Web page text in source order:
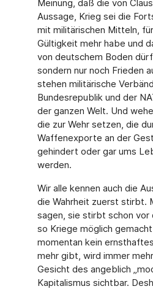
Meinung, daß die von
Aussage, Krieg sei die
mit militärischen Mitteln,
Gültigkeit mehr habe und
von deutschem Boden
sondern nur noch Frieden
stehen militärische
Bundesrepublik und der
der ganzen Welt. Und
die zur Wehr setzen, die
Waffenexporte an der
gehindert oder gar ums
werden.
Wir alle kennen auch die
die Wahrheit zuerst stirbt.
sagen, sie stirbt schon vor
so Kriege möglich
momentan kein
mehr gibt, wird immer
Gesicht des angeblich
Kapitalismus sichtbar.